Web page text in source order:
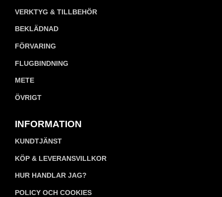
VERKTYG & TILLBEHÖR
BEKLÄDNAD
FÖRVARING
FLUGBINDNING
METE
ÖVRIGT
INFORMATION
KUNDTJÄNST
KÖP & LEVERANSVILLKOR
HUR HANDLAR JAG?
POLICY OCH COOKIES